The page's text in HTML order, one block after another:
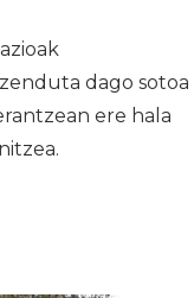
dago sotoa
ere hala